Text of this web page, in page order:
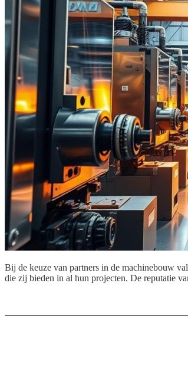
Bij de keuze van partners in de machinebouw
die zij bieden in al hun projecten. De reputatie